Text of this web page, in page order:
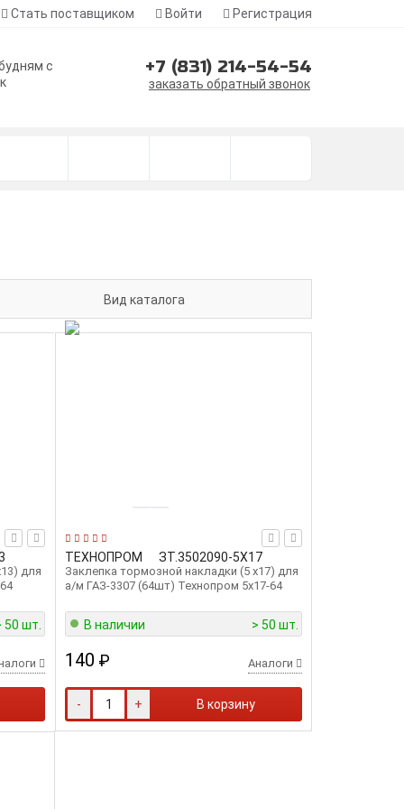
Стать поставщиком Войти Регистрация
с
+7 (831) 214-54-54
заказать обратный звонок
Вид каталога
для
50 шт.
ТЕХНОПРОМ ЗТ.3502090-5Х17
Заклепка тормозной накладки (5 x17) для
а/м ГАЗ-3307 (64шт) Технопром 5х17-64
В наличии > 50 шт.
140 ₽ Аналоги
- + В корзину